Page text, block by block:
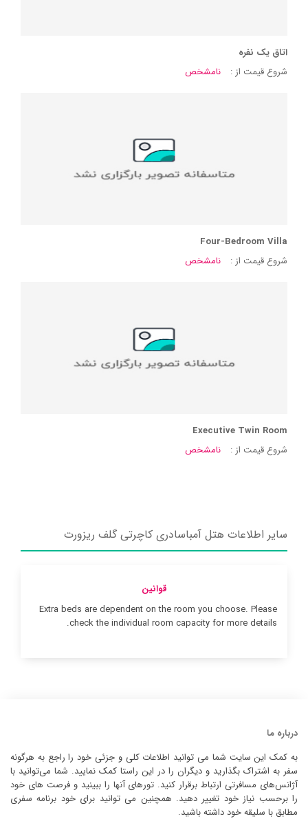
اتاق یک نفره
شروع قیمت از :
نامشخص
Four-Bedroom Villa
شروع قیمت از :
نامشخص
Executive Twin Room
شروع قیمت از :
نامشخص
سایر اطلاعات هتل آمباسادری کاچرتی گلف ریزورت
قوانین
Extra beds are dependent on the room you choose. Please
check the individual room capacity for more details.
درباره ما
به کمک این سایت شما می توانید اطلاعات کلی و جزئی خود را راجع به هرگونه
سفر به اشتراک بگذارید و دیگران را در این راستا کمک نمایید. شما می‌توانید با
آژانس‌های مسافرتی ارتباط برقرار کنید. تورهای آنها را ببینید و فرصت های خود
را برحسب نیاز خود تغییر دهید. همچنین می توانید برای خود برنامه سفری
مطابق با سلیقه خود داشته باشید.